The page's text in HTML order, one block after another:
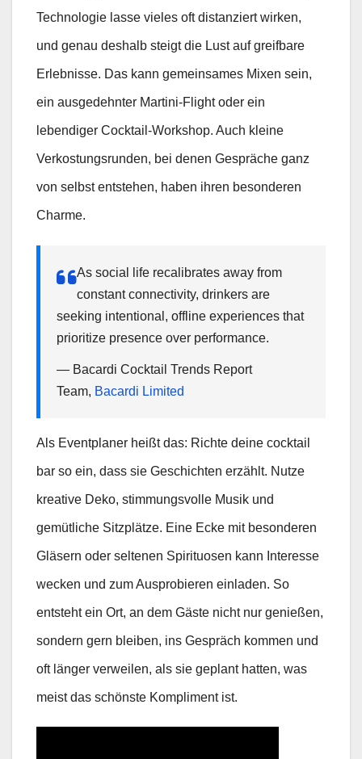
Technologie lasse vieles oft distanziert wirken,
und genau deshalb steigt die Lust auf greifbare
Erlebnisse. Das kann gemeinsames Mixen sein,
ein ausgedehnter Martini-Flight oder ein
lebendiger Cocktail-Workshop. Auch kleine
Verkostungsrunden, bei denen Gespräche ganz
von selbst entstehen, haben ihren besonderen
Charme.
As social life recalibrates away from
constant connectivity, drinkers are
seeking intentional, offline experiences that
prioritize presence over performance.
— Bacardi Cocktail Trends Report
Team, Bacardi Limited
Als Eventplaner heißt das: Richte deine cocktail
bar so ein, dass sie Geschichten erzählt. Nutze
kreative Deko, stimmungsvolle Musik und
gemütliche Sitzplätze. Eine Ecke mit besonderen
Gläsern oder seltenen Spirituosen kann Interesse
wecken und zum Ausprobieren einladen. So
entsteht ein Ort, an dem Gäste nicht nur genießen,
sondern gern bleiben, ins Gespräch kommen und
oft länger verweilen, als sie geplant hatten, was
meist das schönste Kompliment ist.